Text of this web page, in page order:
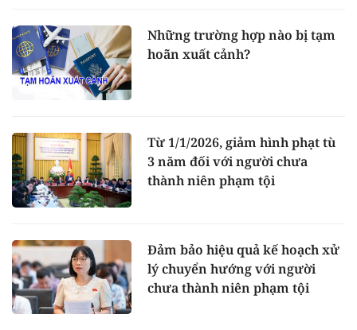
Những trường hợp nào bị tạm
hoãn xuất cảnh?
Từ 1/1/2026, giảm hình phạt tù
3 năm đối với người chưa
thành niên phạm tội
Đảm bảo hiệu quả kế hoạch xử
lý chuyển hướng với người
chưa thành niên phạm tội